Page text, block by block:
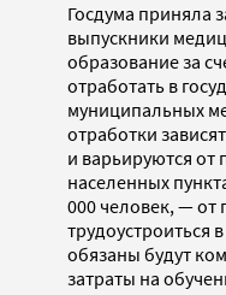
Госдума приняла
выпускники
образование за
отработать в
муниципальных
отработки
и варьируются от
населенных
000 человек, — от
трудоустроиться
обязаны будут
затраты на